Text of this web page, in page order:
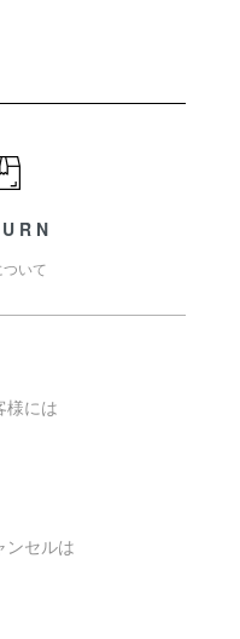
いて
様には
ンセルは